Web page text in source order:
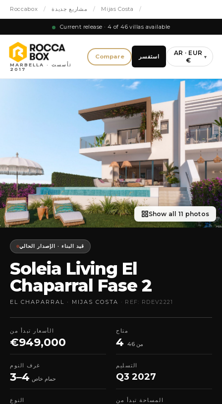
Roccabox / مشاريع جديدة / Mijas Costa /
Current release · 4 of 46 villas available
MARBELLA · تأسست
2017
Compare استفسر
AR · EUR
€
▾
Show all 11 photos
قيد البناء · الإصدار الحالي
Soleia Living El
Chaparral Fase 2
EL CHAPARRAL · MIJAS COSTA · REF: RDEV2221
الأسعار تبدأ من
€949,000
متاح
4 من 46
غرف النوم
3–4 حمام خاص
التسليم
Q3 2027
النوع المساحة تبدأ من